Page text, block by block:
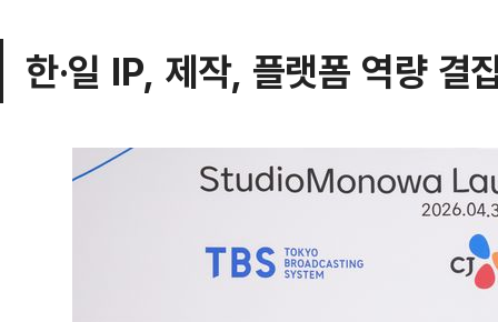
한·일 IP, 제작, 플랫폼 역량 결